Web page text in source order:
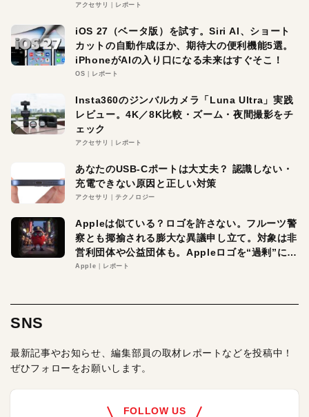
アクセサリ レポート
iOS 27（ベータ版）を試す。Siri AI、ショート
カットの自動作成ほか、期待大の便利機能5選。
iPhoneがAIの入り口になる未来はすぐそこ！
OS レポート
Insta360のジンバルカメラ「Luna Ultra」実践
レビュー。4K／8K比較・ズーム・夜間撮影をチ
ェック
アクセサリ レポート
あなたのUSB-Cポートは大丈夫？ 認識しない・
充電できない原因と正しい対策
アクセサリ テクノロジー
Appleは似ている？ロゴを許さない。フルーツ警
察とも揶揄される膨大な異議申し立て。対象は非
営利団体や公益団体も。Appleロゴを“過剰”に守
る理由とは
Apple レポート
SNS
最新記事やお知らせ、編集部員の取材レポートなどを投稿中！
ぜひフォローをお願いします。
FOLLOW US